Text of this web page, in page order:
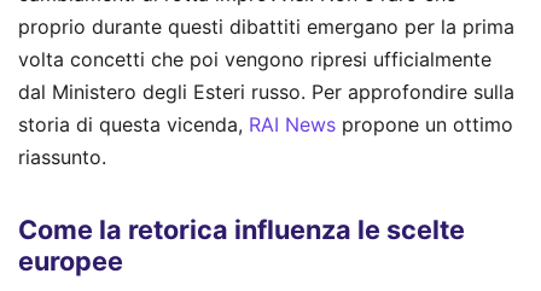
proprio durante questi dibattiti emergano per la prima
volta concetti che poi vengono ripresi ufficialmente
dal Ministero degli Esteri russo. Per approfondire sulla
storia di questa vicenda, RAI News propone un ottimo
riassunto.
Come la retorica influenza le scelte
europee